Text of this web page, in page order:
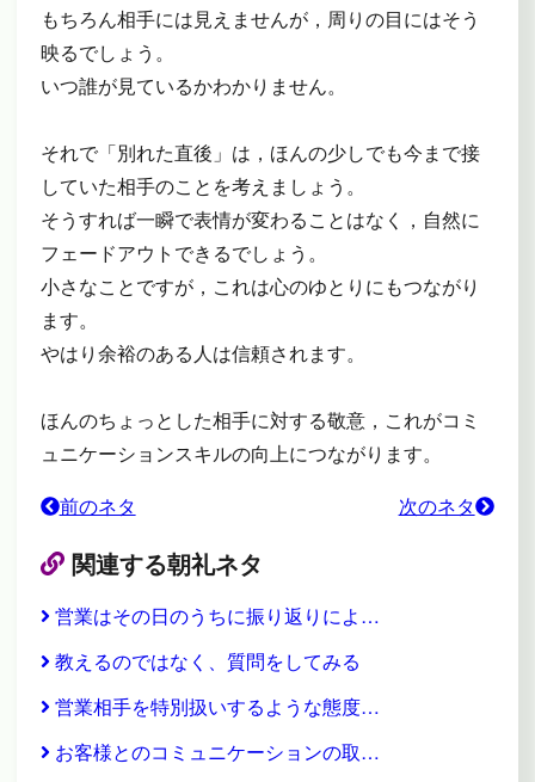
もちろん相手には見えませんが，周りの目にはそう
映るでしょう。
いつ誰が見ているかわかりません。
それで「別れた直後」は，ほんの少しでも今まで接
していた相手のことを考えましょう。
そうすれば一瞬で表情が変わることはなく，自然に
フェードアウトできるでしょう。
小さなことですが，これは心のゆとりにもつながり
ます。
やはり余裕のある人は信頼されます。
ほんのちょっとした相手に対する敬意，これがコミ
ュニケーションスキルの向上につながります。
前のネタ
次のネタ
関連する朝礼ネタ
営業はその日のうちに振り返りによ…
教えるのではなく、質問をしてみる
営業相手を特別扱いするような態度…
お客様とのコミュニケーションの取…